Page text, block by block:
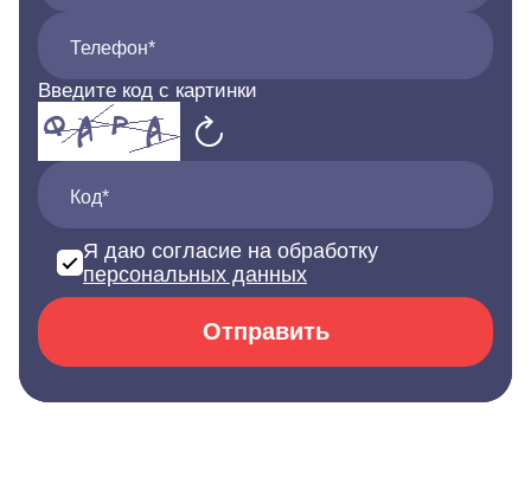
Телефон*
Введите код с картинки
Код*
Я даю согласие на обработку
персональных данных
Отправить